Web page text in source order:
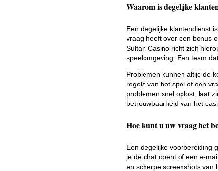
Waarom is degelijke
Een degelijke klantendienst
vraag heeft over een bonus
Sultan Casino richt zich
speelomgeving. Een team
Problemen kunnen altijd de
regels van het spel of een
problemen snel oplost, laat
betrouwbaarheid van het
Hoe kunt u uw vraag het
Een degelijke voorbereiding
je de chat opent of een e-
en scherpe screenshots van